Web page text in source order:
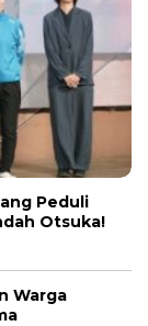
Peduli
Otsuka!
Warga